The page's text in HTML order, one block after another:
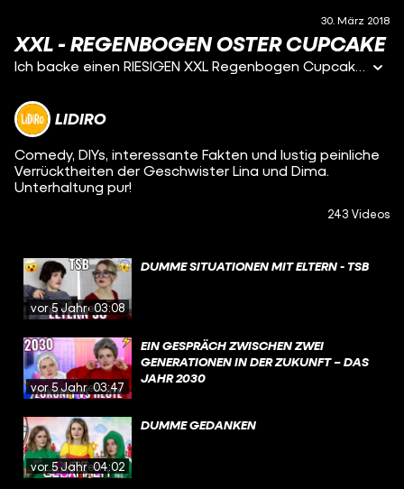
30. März 2018
XXL - REGENBOGEN OSTER CUPCAKE
Ich backe einen RIESIGEN XXL Regenbogen Cupcake für Ostern! Wer traut sich ihn nachzumachen???
LIDIRO
Comedy, DIYs, interessante Fakten und lustig peinliche
Verrücktheiten der Geschwister Lina und Dima.
Unterhaltung pur!
243 Videos
vor 5 Jahren03:08
DUMME SITUATIONEN MIT ELTERN - TSB
vor 5 Jahren03:47
EIN GESPRÄCH ZWISCHEN ZWEI
GENERATIONEN IN DER ZUKUNFT – DAS
JAHR 2030
vor 5 Jahren04:02
DUMME GEDANKEN